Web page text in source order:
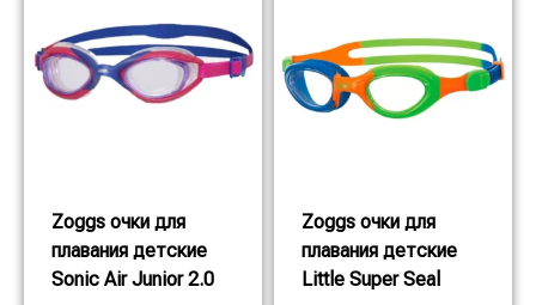
Zoggs очки для
плавания детские
Sonic Air Junior 2.0
Zoggs очки для
плавания детские
Little Super Seal